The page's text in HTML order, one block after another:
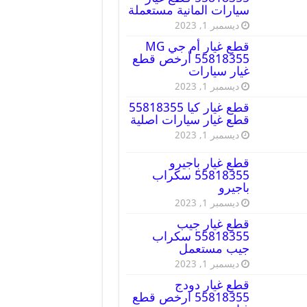
سيارات المانية مستعملة
ديسمبر 1, 2023
قطع غيار أم جي MG
55818355 أرخص قطع
غيار سيارات
ديسمبر 1, 2023
قطع غيار كيا 55818355
قطع غيار سيارات اصلية
ديسمبر 1, 2023
قطع غيار باجيرو
55818355 سكراب
باجيرو
ديسمبر 1, 2023
قطع غيار جيب
55818355 سكراب
جيب مستعمل
ديسمبر 1, 2023
قطع غيار دودج
55818355 ارخص قطع